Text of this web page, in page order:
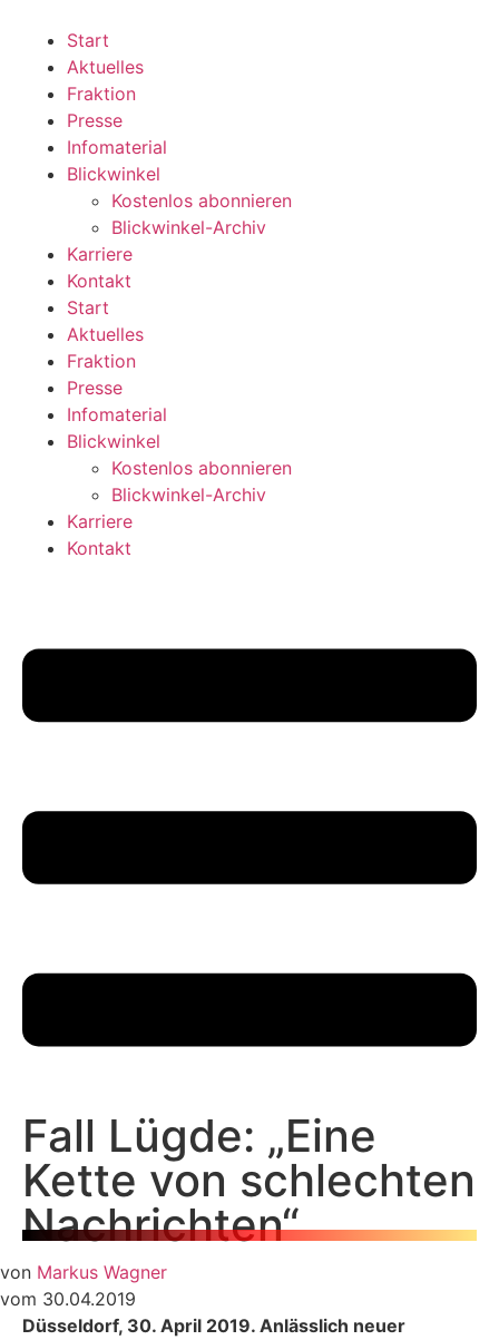
wechseln
Start
Aktuelles
Fraktion
Presse
Infomaterial
Blickwinkel
Kostenlos abonnieren
Blickwinkel-Archiv
Karriere
Kontakt
Start
Aktuelles
Fraktion
Presse
Infomaterial
Blickwinkel
Kostenlos abonnieren
Blickwinkel-Archiv
Karriere
Kontakt
Fall Lügde: „Eine
Kette von schlechten
Nachrichten“
von Markus Wagner
vom 30.04.2019
Düsseldorf, 30. April 2019. Anlässlich neuer